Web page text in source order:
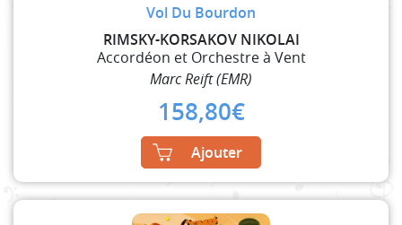
Vol Du Bourdon
RIMSKY-KORSAKOV NIKOLAI
Accordéon et Orchestre à Vent
Marc Reift (EMR)
158,80€
Ajouter